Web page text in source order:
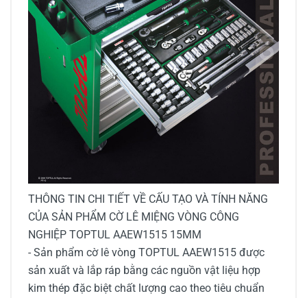
THÔNG TIN CHI TIẾT VỀ CẤU TẠO VÀ TÍNH NĂNG
CỦA SẢN PHẨM CỜ LÊ MIỆNG VÒNG CÔNG
NGHIỆP TOPTUL AAEW1515 15MM
- Sản phẩm cờ lê vòng TOPTUL AAEW1515 được
sản xuất và lắp ráp bằng các nguồn vật liệu hợp
kim thép đặc biệt chất lượng cao theo tiêu chuẩn